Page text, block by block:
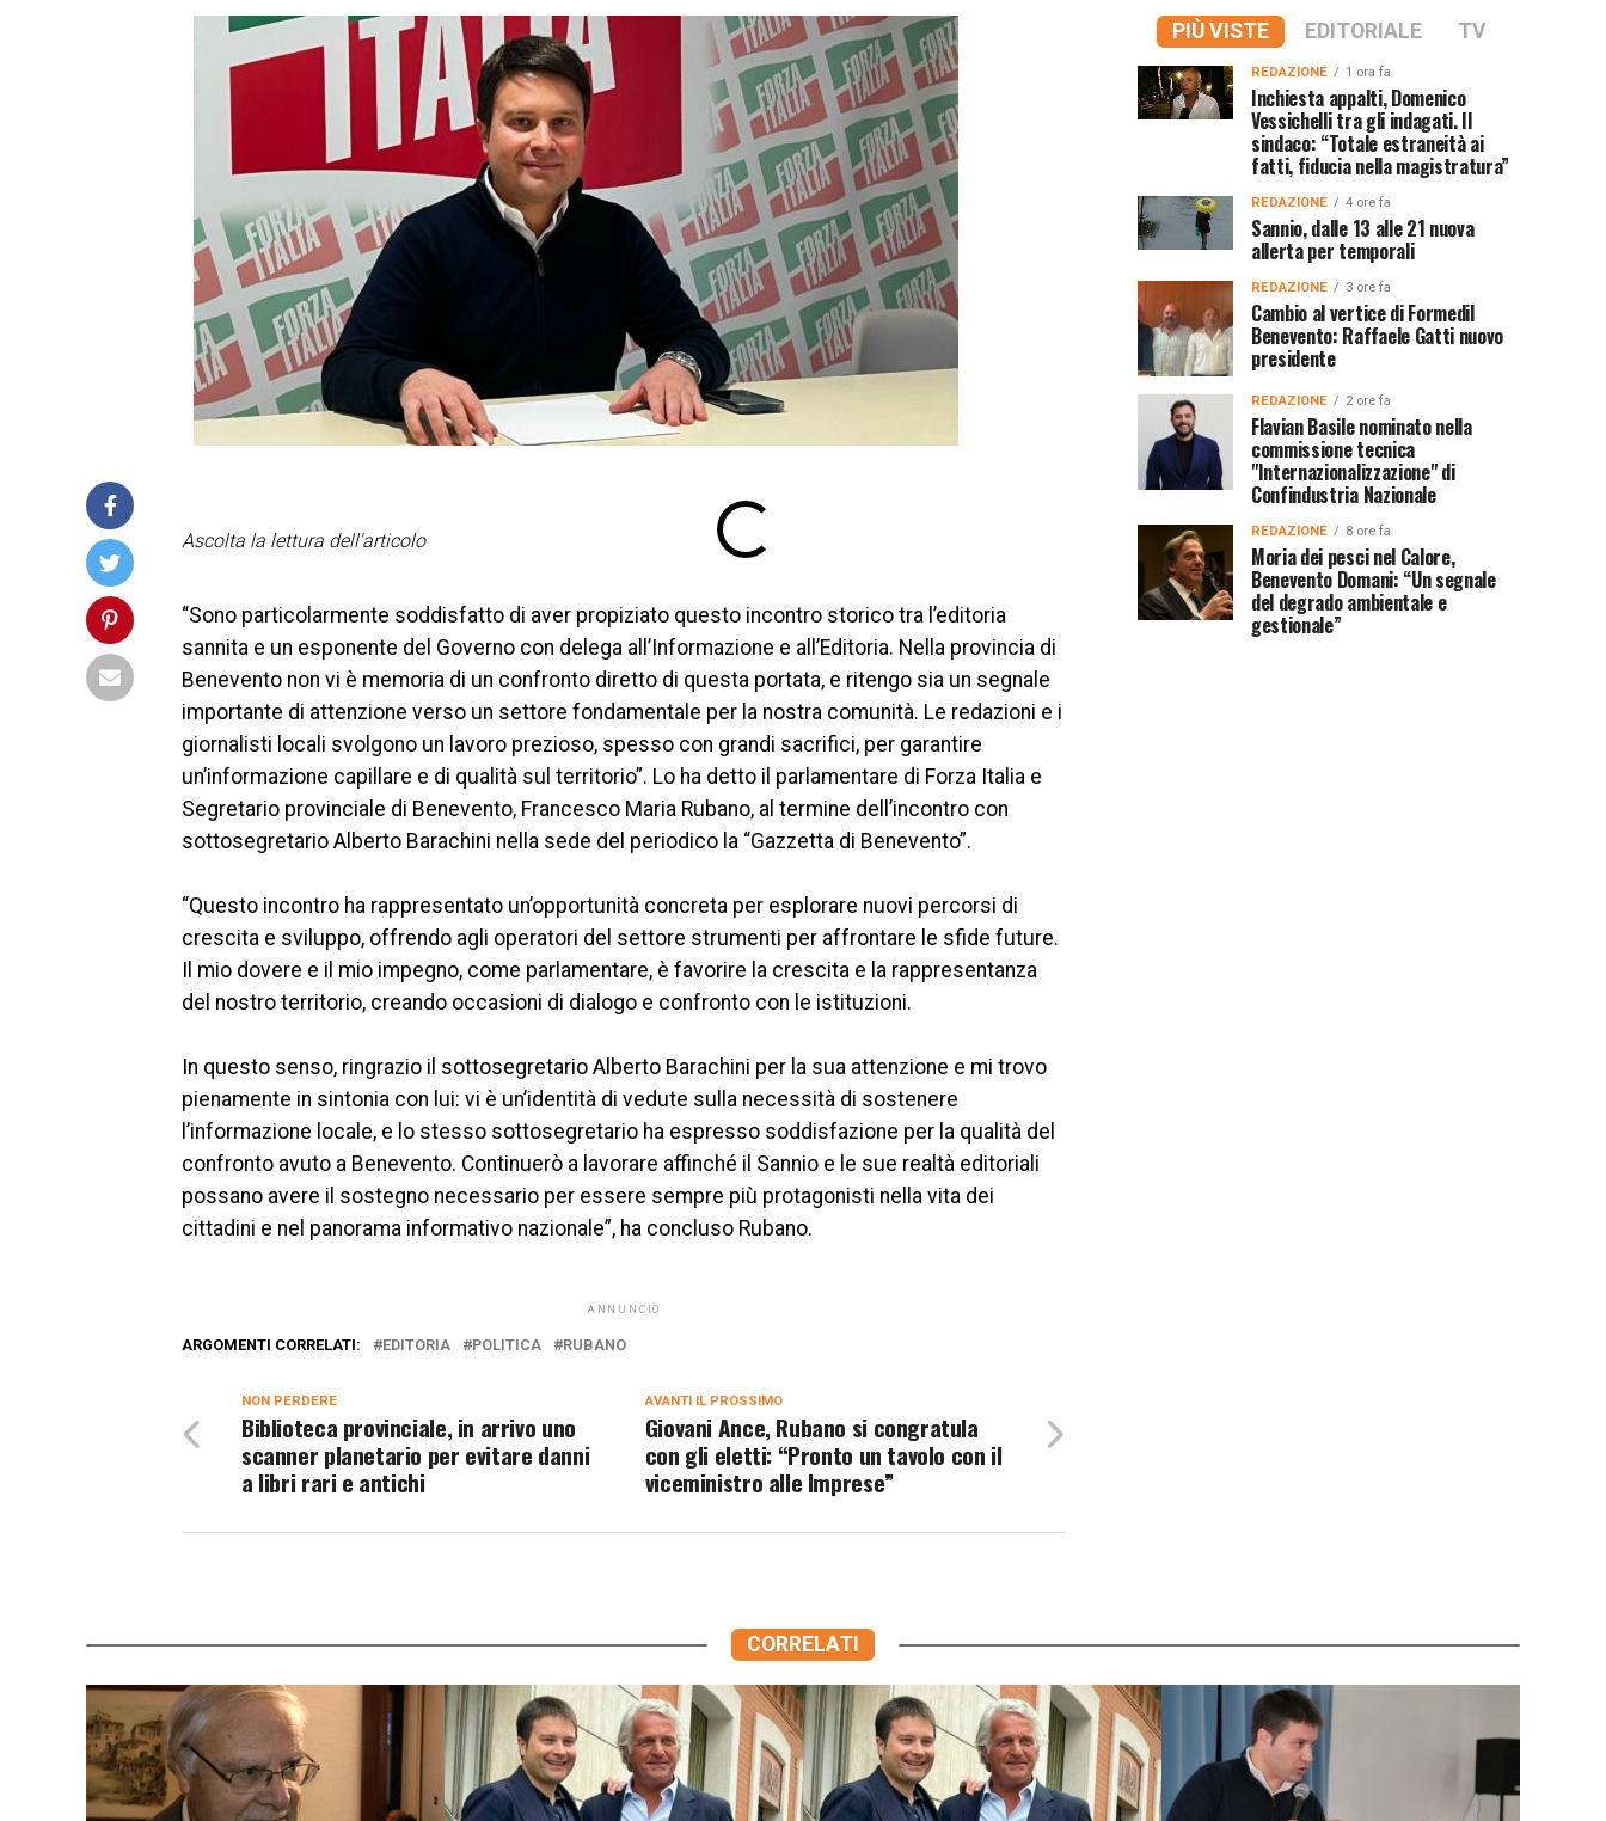
Ascolta la lettura dell'articolo
“Sono particolarmente soddisfatto di aver propiziato questo incontro storico tra l’editoria
sannita e un esponente del Governo con delega all’Informazione e all’Editoria. Nella provincia di
Benevento non vi è memoria di un confronto diretto di questa portata, e ritengo sia un segnale
importante di attenzione verso un settore fondamentale per la nostra comunità. Le redazioni e i
giornalisti locali svolgono un lavoro prezioso, spesso con grandi sacrifici, per garantire
un’informazione capillare e di qualità sul territorio”. Lo ha detto il parlamentare di Forza Italia e
Segretario provinciale di Benevento, Francesco Maria Rubano, al termine dell’incontro con
sottosegretario Alberto Barachini nella sede del periodico la “Gazzetta di Benevento”.
“Questo incontro ha rappresentato un’opportunità concreta per esplorare nuovi percorsi di
crescita e sviluppo, offrendo agli operatori del settore strumenti per affrontare le sfide future.
Il mio dovere e il mio impegno, come parlamentare, è favorire la crescita e la rappresentanza
del nostro territorio, creando occasioni di dialogo e confronto con le istituzioni.
In questo senso, ringrazio il sottosegretario Alberto Barachini per la sua attenzione e mi trovo
pienamente in sintonia con lui: vi è un’identità di vedute sulla necessità di sostenere
l’informazione locale, e lo stesso sottosegretario ha espresso soddisfazione per la qualità del
confronto avuto a Benevento. Continuerò a lavorare affinché il Sannio e le sue realtà editoriali
possano avere il sostegno necessario per essere sempre più protagonisti nella vita dei
cittadini e nel panorama informativo nazionale”, ha concluso Rubano.
ANNUNCIO
ARGOMENTI CORRELATI: EDITORIA POLITICA RUBANO
AVANTI IL ​​PROSSIMO
Giovani Ance, Rubano si congratula
con gli eletti: “Pronto un tavolo con il
viceministro alle Imprese”
NON PERDERE
Biblioteca provinciale, in arrivo uno
scanner planetario per evitare danni
a libri rari e antichi
PIÙ VISTE EDITORIALE TV
REDAZIONE 1 ora fa
Inchiesta appalti, Domenico
Vessichelli tra gli indagati. Il
sindaco: “Totale estraneità ai
fatti, fiducia nella magistratura”
REDAZIONE 4 ore fa
Sannio, dalle 13 alle 21 nuova
allerta per temporali
REDAZIONE 3 ore fa
Cambio al vertice di Formedil
Benevento: Raffaele Gatti nuovo
presidente
REDAZIONE 2 ore fa
Flavian Basile nominato nella
commissione tecnica
"Internazionalizzazione" di
Confindustria Nazionale
REDAZIONE 8 ore fa
Moria dei pesci nel Calore,
Benevento Domani: “Un segnale
del degrado ambientale e
gestionale”
CORRELATI